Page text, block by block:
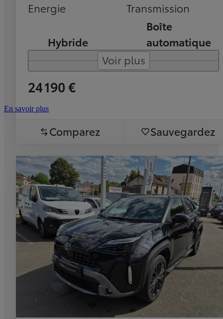
Energie
Hybride
Transmission
Boîte
automatique
Voir plus
24 190 €
En savoir plus
Comparez Sauvegardez